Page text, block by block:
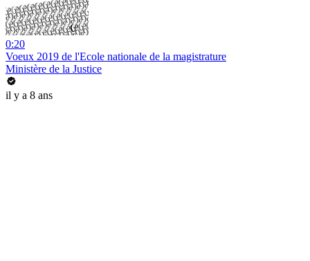
0:20
Voeux 2019 de l'Ecole nationale de la magistrature
Ministère de la Justice
il y a 8 ans